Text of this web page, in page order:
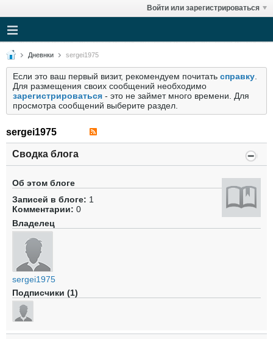
Войти или зарегистрироваться
Дневнки sergei1975
Если это ваш первый визит, рекомендуем почитать справку
Для размещения своих сообщений необходимо
зарегистрироваться - это не займет много времени. Для
просмотра сообщений выберите раздел.
sergei1975
Сводка блога
Об этом блоге
Записей в блоге: 1
Комментарии: 0
Владелец
sergei1975
Подписчики (1)